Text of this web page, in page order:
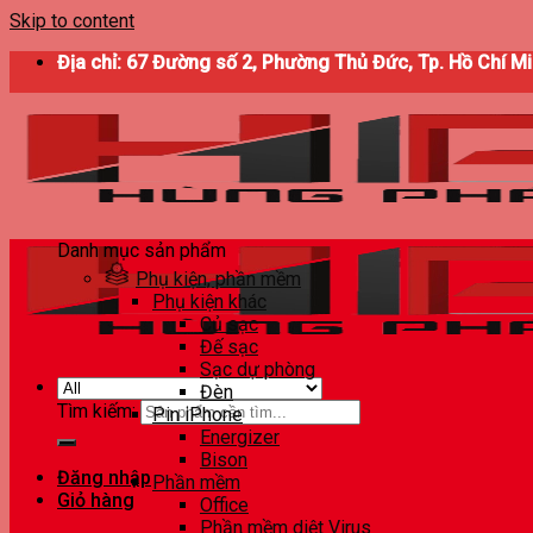
Skip to content
Địa chỉ: 67 Đường số 2, Phường Thủ Đức, Tp. Hồ Chí
Tìm kiếm:
Đăng nhập
Giỏ hàng
Danh mục sản phẩm
Phụ kiện, phần mềm
Phụ kiện khác
Củ sạc
Đế sạc
Sạc dự phòng
Đèn
Pin iPhone
Energizer
Bison
Phần mềm
Office
Phần mềm diệt Virus